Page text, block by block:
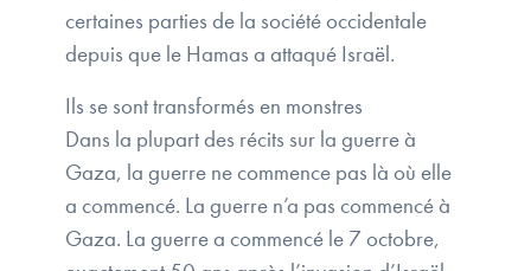
certaines parties de la société occidentale
depuis que le Hamas a attaqué Israël.
Ils se sont transformés en monstres
Dans la plupart des récits sur la guerre à
Gaza, la guerre ne commence pas là où elle
a commencé. La guerre n’a pas commencé à
Gaza. La guerre a commencé le 7 octobre,